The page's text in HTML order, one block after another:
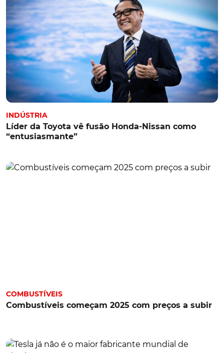
INDÚSTRIA
Líder da Toyota vê fusão Honda-Nissan como
“entusiasmante”
COMBUSTÍVEIS
Combustíveis começam 2025 com preços a subir